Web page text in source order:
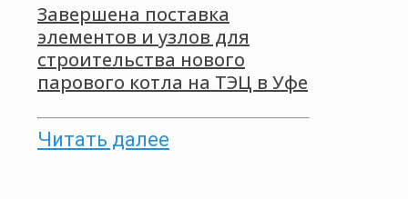
Завершена поставка
элементов и узлов для
строительства нового
парового котла на ТЭЦ в Уфе
Читать далее